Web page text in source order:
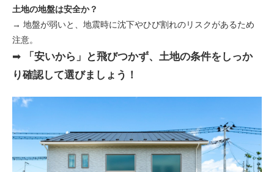
土地の地盤は安全か？
→ 地盤が弱いと、地震時に沈下やひび割れのリスクがあるため
注意。
➡
「安いから」と飛びつかず、土地の条件をしっか
り確認して選びましょう！